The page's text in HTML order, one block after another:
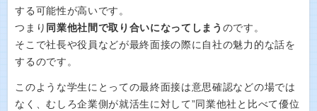
する可能性が高いです。
つまり 同業他社間で取り合いになってしまう のです。
そこで社長や役員などが最終面接の際に自社の魅力的な話を
するのです。
このような学生にとっての最終面接は意思確認などの場では
なく、むしろ企業側が就活生に対して”同業他社と比べて優位